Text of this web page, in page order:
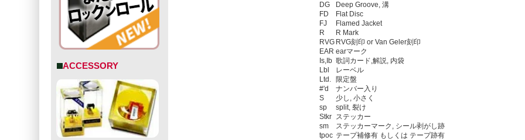
ACCESSORY
DG
Deep Groove, 溝
FD
Flat Disc
FJ
Flamed Jacket
R
R Mark
RVG RVG刻印 or Van Geler刻印
EAR earマーク
Is,Ib 歌詞カード,解説, 内袋
Lbl
レーベル
Ltd.
限定盤
#'d
ナンバー入り
S
少し, 小さく
sp
split, 裂け
Stkr ステッカー
sm
ステッカーマーク, シール剥がし跡
tpoc テープ補修有 もしくは テープ跡有